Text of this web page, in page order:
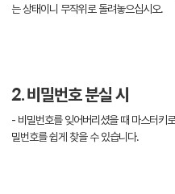
는 상태이니 무작위로 돌려놓으십시오.
2. 비밀번호 분실 시
- 비밀번호를 잊어버리셨을 때 마스터키
밀번호를 쉽게 찾을 수 있습니다.